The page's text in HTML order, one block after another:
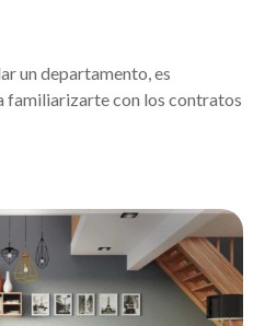
un departamento, es
familiarizarte con los contratos